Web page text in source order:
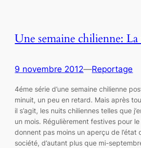
Une semaine chilienne:
9 novembre 2012—Reportage
4éme série d’une semaine chilienne
minuit, un peu en retard. Mais après
il s’agit, les nuits chiliennes telles que
un mois. Régulièrement festives pour le
donnent pas moins un aperçu de l’état
société, d’autant plus que mi-